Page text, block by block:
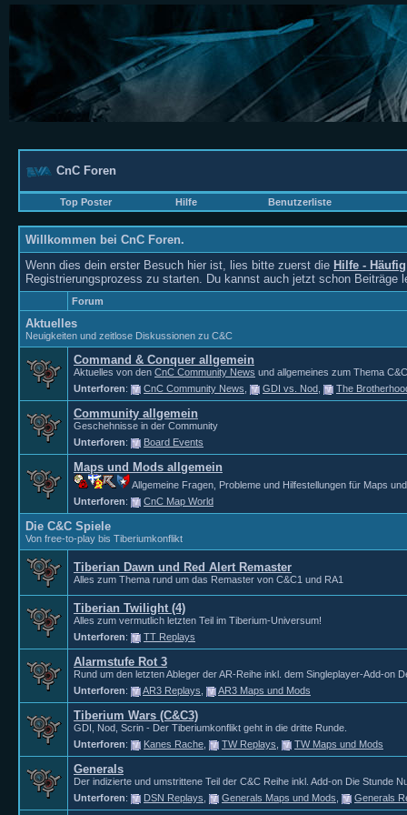
CnC Foren
Top Poster Hilfe Benutzerliste
Willkommen bei CnC Foren.
Wenn dies dein erster Besuch hier ist, lies bitte zuerst die Hilfe -
Registrierungsprozess zu starten. Du kannst auch jetzt schon
Forum
Aktuelles
Neuigkeiten und zeitlose Diskussionen zu C&C
Command & Conquer allgemein
Aktuelles von den CnC Community News und allgemeines zum Thema
Unterforen: CnC Community News GDI vs. Nod The
Community allgemein
Geschehnisse in der Community
Unterforen: Board Events
Maps und Mods allgemein
Allgemeine Fragen, Probleme und Hilfestellungen für Maps
Unterforen: CnC Map World
Die C&C Spiele
Von free-to-play bis Tiberiumkonflikt
Tiberian Dawn und Red Alert Remaster
Alles zum Thema rund um das Remaster von C&C1 und RA1
Tiberian Twilight (4)
Alles zum vermutlich letzten Teil im Tiberium-Universum!
Unterforen: TT Replays
Alarmstufe Rot 3
Rund um den letzten Ableger der AR-Reihe inkl. dem Singleplayer-Add-on
Unterforen: AR3 Replays AR3 Maps und Mods
Tiberium Wars (C&C3)
GDI, Nod, Scrin - Der Tiberiumkonflikt geht in die dritte Runde.
Unterforen: Kanes Rache TW Replays TW Maps und Mods
Generals
Der indizierte und umstrittene Teil der C&C Reihe inkl. Add-on Die Stunde
Unterforen: DSN Replays Generals Maps und Mods Generals